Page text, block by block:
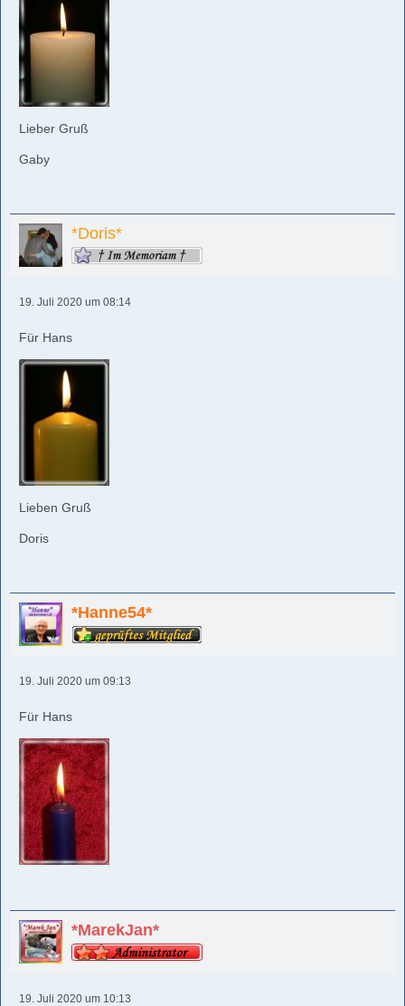
Lieber Gruß
Gaby
*Doris*
19. Juli 2020 um 08:14
Für Hans
Lieben Gruß
Doris
*Hanne54*
19. Juli 2020 um 09:13
Für Hans
*MarekJan*
19. Juli 2020 um 10:13